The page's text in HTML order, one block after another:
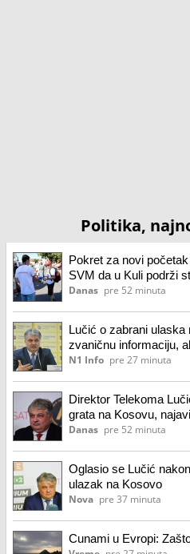
Politika,
Pokret za novi
SVM da u Kuli podrži
Danas pre 52 minuta
Lučić o zabrani
zvaničnu informaciju,
pravnim sredstvima
N1 Info pre 27 minuta
Direktor Telekoma
grata na Kosovu,
sredstvima protiv ove
Danas pre 52 minuta
Oglasio se Lučić
ulazak na Kosovo
Nova pre 37 minuta
Cunami u Evropi: